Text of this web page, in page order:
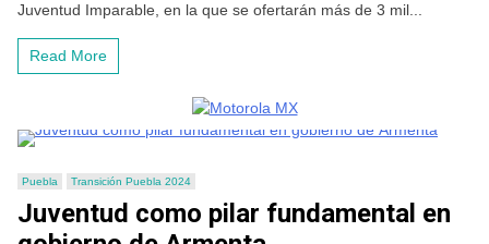
Juventud Imparable, en la que se ofertarán más de 3 mil...
Read More
Puebla Transición Puebla 2024
Juventud como pilar fundamental en